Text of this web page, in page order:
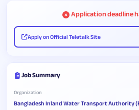
Application deadline
Apply on Official Teletalk Site
Job Summary
Organization
Bangladesh Inland Water Transport Authority